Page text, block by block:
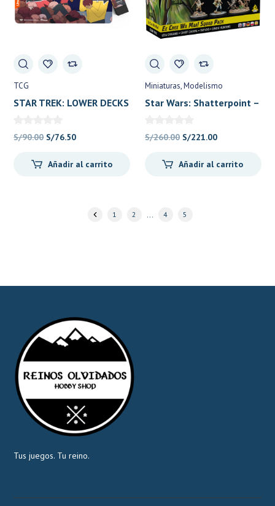
TCG
STAR TREK: LOWER DECKS
S/90.00 El
original
S/76.50El
actual
Añadir al carrito
Miniaturas Modelismo
Star Wars: Shatterpoint –
S/260.00 El
original
S/221.00El
actual
Añadir al carrito
1 2 … 4 5
Tus juegos. Tu reino.